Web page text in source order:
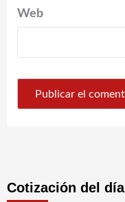
Web
Cotización del día